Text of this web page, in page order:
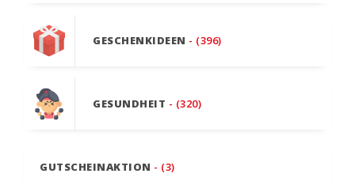
GESCHENKIDEEN - (396)
GESUNDHEIT - (320)
GUTSCHEINAKTION - (3)